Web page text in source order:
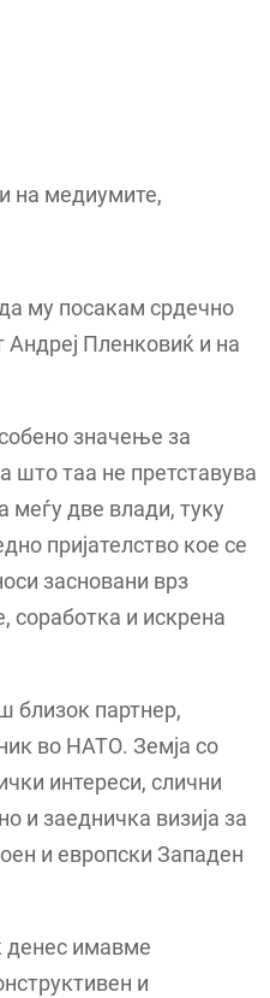
на медиумите,
му посакам срдечно
Пленковиќ и на
значење за
што таа не претставува
меѓу две влади, туку
пријателство кое се
засновани врз
соработка и искрена
близок партнер,
во НАТО. Земја со
интереси, слични
и заедничка визија за
и европски Западен
денес имавме
и